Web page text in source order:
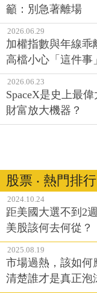
籲：別急著離場
2026.06.29
加權指數與年線乖
高檔小心「這件事」
2026.06.23
SpaceX是史上最
財富放大機器？
股票 ‧ 熱門排行
2024.10.24
距美國大選不到2
美股該何去何從？
2025.08.19
市場過熱，該如何
清楚誰才是真正泡